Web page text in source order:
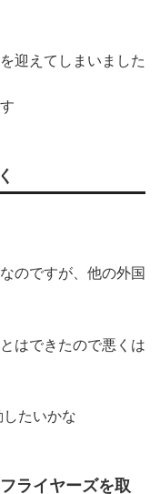
迎えてしまいました
のですが、他の外国
はできたので悪くは
たいかな
ライヤーズを取